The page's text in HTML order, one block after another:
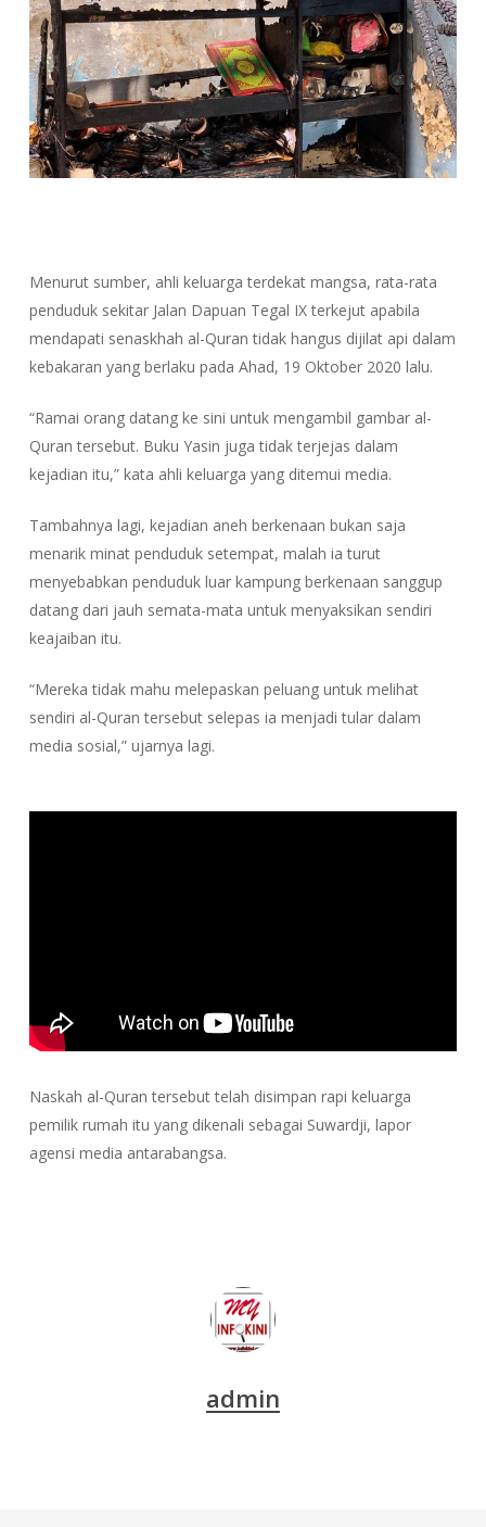
Menurut sumber, ahli keluarga terdekat mangsa, rata-rata
penduduk sekitar Jalan Dapuan Tegal IX terkejut apabila
mendapati senaskhah al-Quran tidak hangus dijilat api dalam
kebakaran yang berlaku pada Ahad, 19 Oktober 2020 lalu.
“Ramai orang datang ke sini untuk mengambil gambar al-
Quran tersebut. Buku Yasin juga tidak terjejas dalam
kejadian itu,” kata ahli keluarga yang ditemui media.
Tambahnya lagi, kejadian aneh berkenaan bukan saja
menarik minat penduduk setempat, malah ia turut
menyebabkan penduduk luar kampung berkenaan sanggup
datang dari jauh semata-mata untuk menyaksikan sendiri
keajaiban itu.
“Mereka tidak mahu melepaskan peluang untuk melihat
sendiri al-Quran tersebut selepas ia menjadi tular dalam
media sosial,” ujarnya lagi.
Naskah al-Quran tersebut telah disimpan rapi keluarga
pemilik rumah itu yang dikenali sebagai Suwardji, lapor
agensi media antarabangsa.
admin